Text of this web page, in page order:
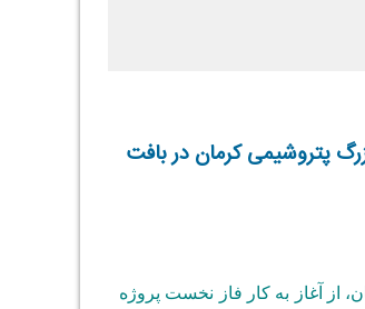
پتروشیمی کرمان در بافت
از آغاز به کار فاز نخست پروژه